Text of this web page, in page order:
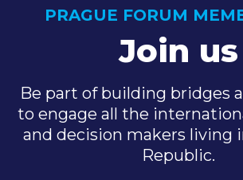
PRAGUE FORUM
Join us
Be part of building bridges
to engage all the
and decision makers living
Republic.